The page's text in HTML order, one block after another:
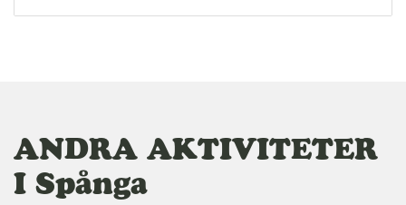
ANDRA AKTIVITETER
I Spånga